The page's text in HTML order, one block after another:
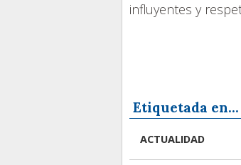
influyentes y
Etiquetada en...
ACTUALIDAD